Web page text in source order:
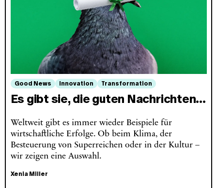
Good News Innovation Transformation
Es gibt sie, die guten Nachrichten…
Weltweit gibt es immer wieder Beispiele für
wirtschaftliche Erfolge. Ob beim Klima, der
Besteuerung von Superreichen oder in der Kultur –
wir zeigen eine Auswahl.
Xenia Miller